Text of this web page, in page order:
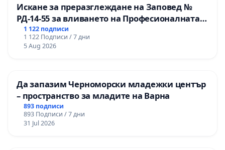
Искане за преразглеждане на Заповед №
РД-14-55 за вливането на Професионалната
гимназия по промишлени технологии в
Професионалната гимназия по икономика и
мениджмънт – гр. Пазарджик
1 122 подписи
1 122 Подписи / 7 дни
5 Aug 2026
Да запазим Черноморски младежки център
– пространство за младите на Варна
893 подписи
893 Подписи / 7 дни
31 Jul 2026